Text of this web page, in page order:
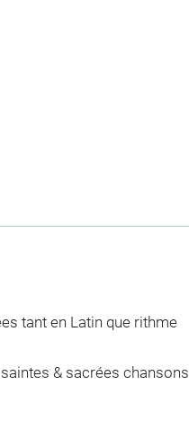
tant en Latin que rithme
& sacrées chansons